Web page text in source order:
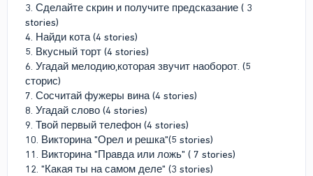
3. Сделайте скрин и получите предсказание ( 3
stories)
4. Найди кота (4 stories)
5. Вкусный торт (4 stories)
6. Угадай мелодию,которая звучит наоборот. (5
сторис)
7. Сосчитай фужеры вина (4 stories)
8. Угадай слово (4 stories)
9. Твой первый телефон (4 stories)
10. Викторина "Орел и решка"(5 stories)
11. Викторина "Правда или ложь" ( 7 stories)
12. "Какая ты на самом деле" (3 stories)